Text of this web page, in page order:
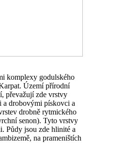
komplexy godulského
Území přírodní
převažují zde vrstvy
a drobovými pískovci a
drobně rytmického
senon). Tyto vrstvy
Půdy jsou zde hlinité a
na prameništích